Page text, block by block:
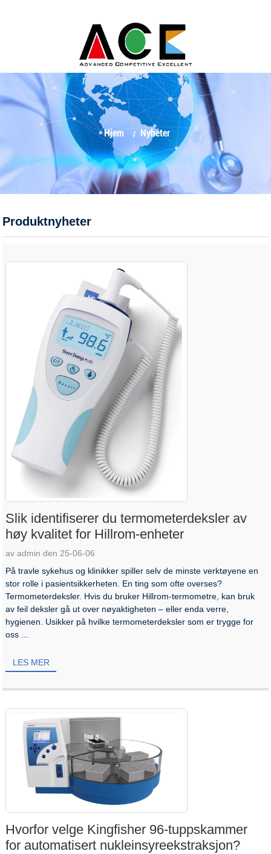
Hjem Nyheter
Produktnyheter
Slik identifiserer du termometerdeksler av
høy kvalitet for Hillrom-enheter
av admin den 25-06-06
På travle sykehus og klinikker spiller selv de minste verktøyene en
stor rolle i pasientsikkerheten. En ting som ofte overses?
Termometerdeksler. Hvis du bruker Hillrom-termometre, kan bruk
av feil deksler gå ut over nøyaktigheten – eller enda verre,
hygienen. Usikker på hvilke termometerdeksler som er trygge for
oss ...
LES MER
Hvorfor velge Kingfisher 96-tuppskammer
for automatisert nukleinsyreekstraksjon?